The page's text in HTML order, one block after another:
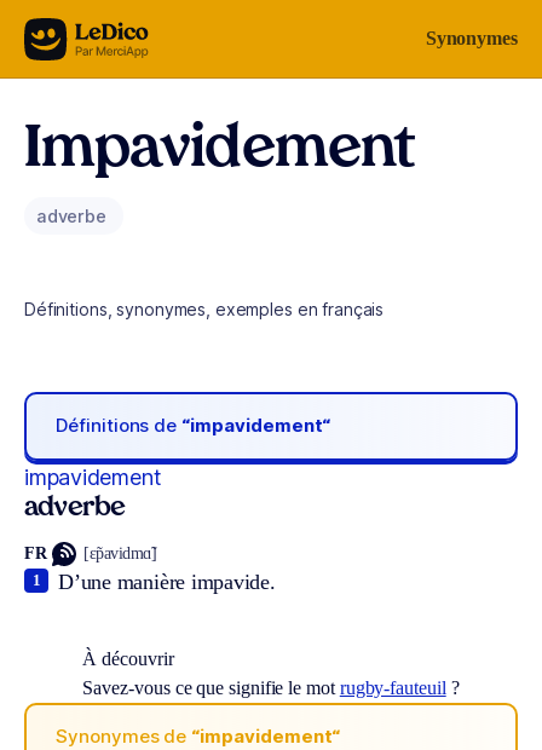
Aller au contenu Synonymes
Impavidement
adverbe
Définitions, synonymes, exemples en français
Définitions de “impavidement“
impavidement
adverbe
FR [ɛ̃pavidmɑ̃]
D’une manière impavide.
1
À découvrir
Savez-vous ce que signifie le mot rugby-fauteuil ?
Synonymes de “impavidement“